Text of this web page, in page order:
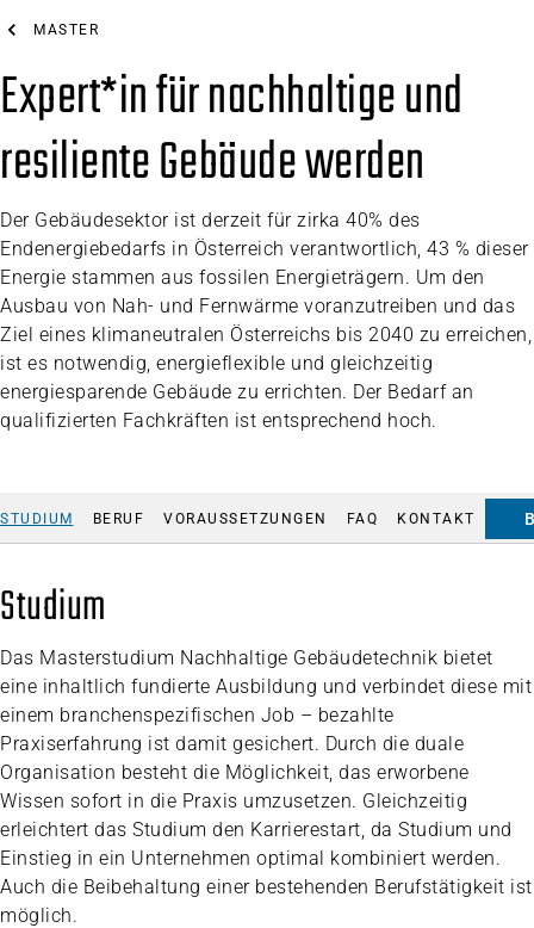
MASTER
Expert*in für nachhaltige und
resiliente Gebäude werden
Der Gebäudesektor ist derzeit für zirka 40% des
Endenergiebedarfs in Österreich verantwortlich, 43 % dieser
Energie stammen aus fossilen Energieträgern. Um den
Ausbau von Nah- und Fernwärme voranzutreiben und das
Ziel eines klimaneutralen Österreichs bis 2040 zu erreichen,
ist es notwendig, energieflexible und gleichzeitig
energiesparende Gebäude zu errichten. Der Bedarf an
qualifizierten Fachkräften ist entsprechend hoch.
STUDIUM BERUF VORAUSSETZUNGEN FAQ KONTAKT
Studium
Das Masterstudium Nachhaltige Gebäudetechnik bietet
eine inhaltlich fundierte Ausbildung und verbindet diese mit
einem branchenspezifischen Job – bezahlte
Praxiserfahrung ist damit gesichert. Durch die duale
Organisation besteht die Möglichkeit, das erworbene
Wissen sofort in die Praxis umzusetzen. Gleichzeitig
erleichtert das Studium den Karrierestart, da Studium und
Einstieg in ein Unternehmen optimal kombiniert werden.
Auch die Beibehaltung einer bestehenden Berufstätigkeit ist
möglich.